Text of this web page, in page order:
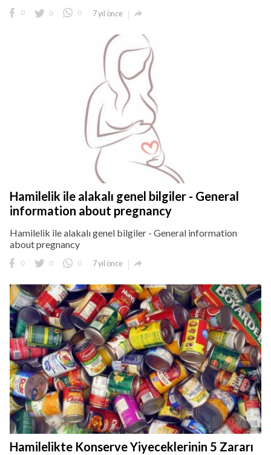
0 0 0 7 yıl önce 
Hamilelik ile alakalı genel bilgiler - General
information about pregnancy
Hamilelik ile alakalı genel bilgiler - General information
about pregnancy
0 0 0 7 yıl önce 
Hamilelikte Konserve Yiyeceklerinin 5 Zararı